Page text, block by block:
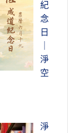
紀
念
日
淨
空
淨